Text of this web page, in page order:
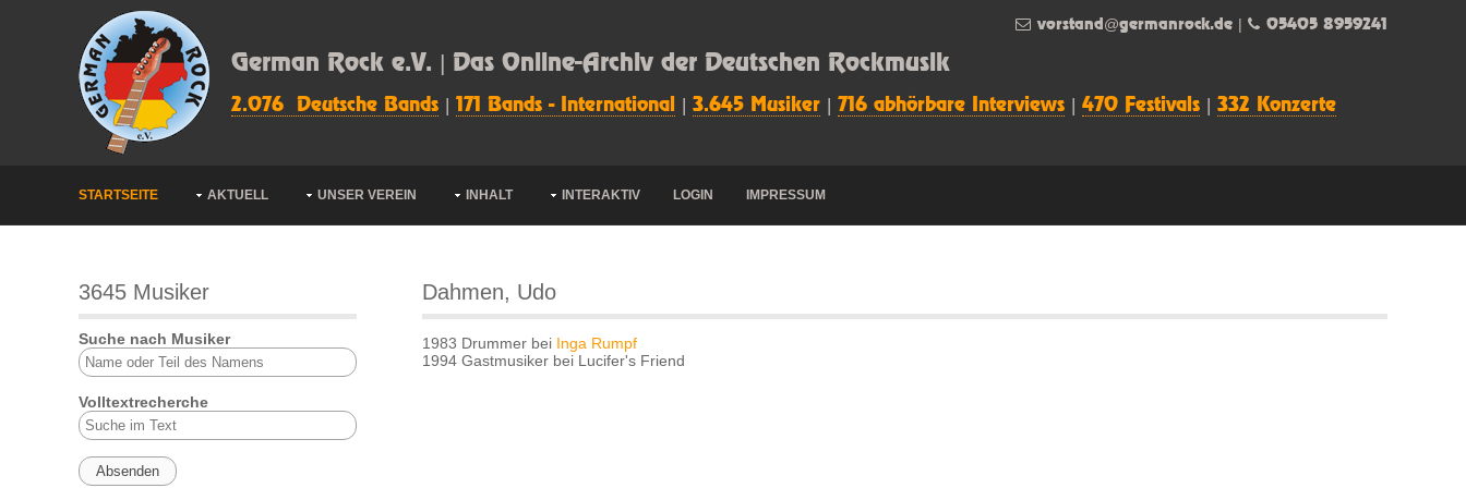
German Rock e.V. | Das Online-Archiv der Deutschen Rockmusik
2.076 Deutsche Bands 171 Bands - International 3.645 Musiker 716 abhörbare Interviews 470 Festivals 332 Konzerte
vorstand@germanrock.de 05405 8959241
STARTSEITE AKTUELL UNSER VEREIN INHALT INTERAKTIV LOGIN IMPRESSUM
3645 Musiker
Suche nach Musiker
Volltextrecherche
Dahmen, Udo
1983 Drummer bei Inga Rumpf
1994 Gastmusiker bei Lucifer's Friend